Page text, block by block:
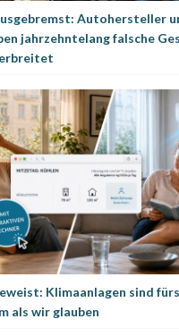
Autohersteller
jahrzehntelang falsche
Klimaanlagen sind
als wir glauben